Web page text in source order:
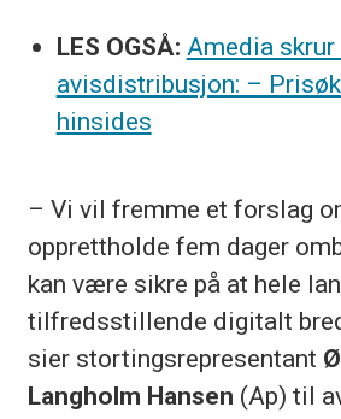
LES OGSÅ: Amedia skrur
avisdistribusjon: –
hinsides
– Vi vil fremme et forslag
opprettholde fem dager
kan være sikre på at hele
tilfredsstillende digitalt
sier stortingsrepresentant
Langholm Hansen (Ap) til